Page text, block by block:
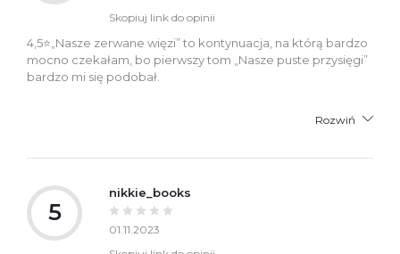
Skopiuj link do opinii
4,5⭐️„Nasze zerwane więzi” to kontynuacja, na którą bardzo
mocno czekałam, bo pierwszy tom „Nasze puste przysięgi”
bardzo mi się podobał.
Rozwiń
5
nikkie_books
01.11.2023